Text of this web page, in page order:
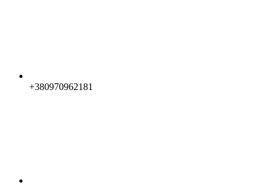
+380970962181